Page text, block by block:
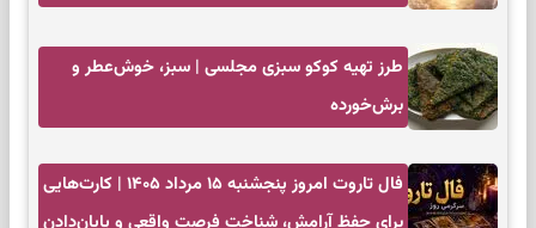
طرز تهیه کوکو سبزی مجلسی | سبز، خوش‌عطر و
برش‌خورده
فال تاروت امروز پنجشنبه ۱۵ مرداد ۱۴۰۵ | کارت‌هایی